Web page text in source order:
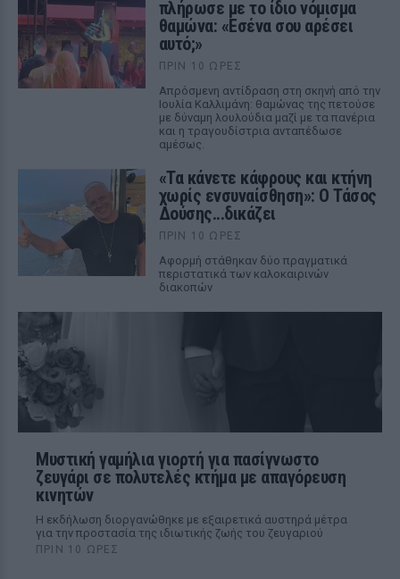
πλήρωσε με το ίδιο νόμισμα
θαμώνα: «Εσένα σου αρέσει
αυτό;»
ΠΡΙΝ 10 ΏΡΕΣ
Απρόσμενη αντίδραση στη σκηνή από την
Ιουλία Καλλιμάνη: θαμώνας της πετούσε
με δύναμη λουλούδια μαζί με τα πανέρια
και η τραγουδίστρια ανταπέδωσε
αμέσως.
«Τα κάνετε κάφρους και κτήνη
χωρίς ενσυναίσθηση»: Ο Τάσος
Δούσης...δικάζει
ΠΡΙΝ 10 ΏΡΕΣ
Αφορμή στάθηκαν δύο πραγματικά
περιστατικά των καλοκαιρινών
διακοπών
Μυστική γαμήλια γιορτή για πασίγνωστο
ζευγάρι σε πολυτελές κτήμα με απαγόρευση
κινητών
Η εκδήλωση διοργανώθηκε με εξαιρετικά αυστηρά μέτρα
για την προστασία της ιδιωτικής ζωής του ζευγαριού
ΠΡΙΝ 10 ΏΡΕΣ